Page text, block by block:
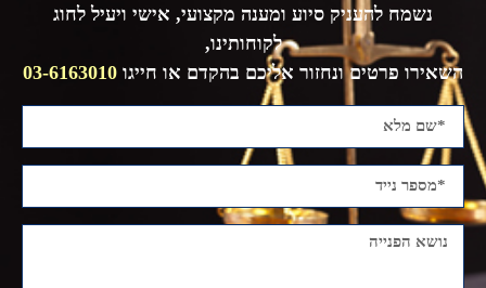
נשמח להעניק סיוע ומענה מקצועי, אישי ויעיל לחוג
לקוחותינו,
השאירו פרטים ונחזור אליכם בהקדם או חייגו 03-6163010